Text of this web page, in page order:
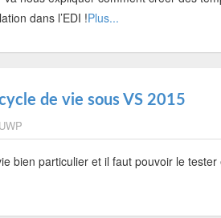
dans l’EDI !Plus...
de vie sous VS 2015
UWP
bien particulier et il faut pouvoir le